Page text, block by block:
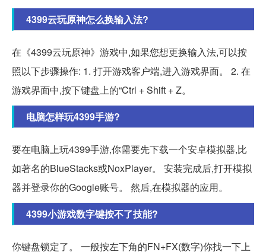
4399云玩原神怎么换输入法?
在《4399云玩原神》游戏中,如果您想更换输入法,可以按
照以下步骤操作: 1. 打开游戏客户端,进入游戏界面。 2. 在
游戏界面中,按下键盘上的“Ctrl + Shift + Z。
电脑怎样玩4399手游?
要在电脑上玩4399手游,你需要先下载一个安卓模拟器,比
如著名的BlueStacks或NoxPlayer。 安装完成后,打开模拟
器并登录你的Google账号。 然后,在模拟器的应用。
4399小游戏数字键按不了技能?
你键盘锁定了。 一般按左下角的FN+FX(数字)你找一下上